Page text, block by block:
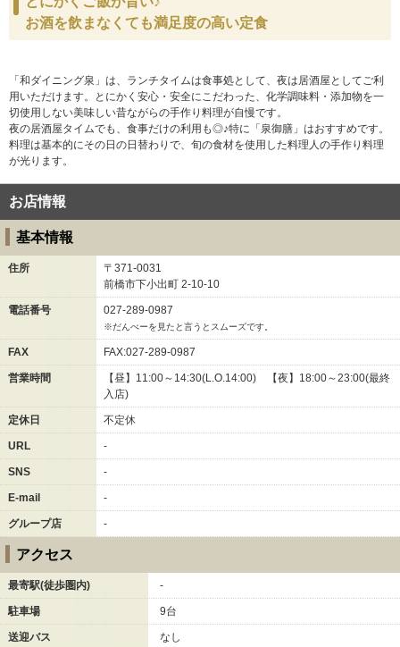
お酒を飲まなくても満足度の高い定食
「和ダイニング泉」は、ランチタイムは食事処として、夜は居酒屋としてご利
用いただけます。とにかく安心・安全にこだわった、化学調味料・添加物を一
切使用しない美味しい昔ながらの手作り料理が自慢です。
夜の居酒屋タイムでも、食事だけの利用も◎♪特に「泉御膳」はおすすめです。
料理は基本的にその日の日替わりで、旬の食材を使用した料理人の手作り料理
が光ります。
お店情報
基本情報
住所
〒371-0031
前橋市下小出町 2-10-10
電話番号 027-289-0987
※だんべーを見たと言うとスムーズです。
FAX FAX:027-289-0987
営業時間
【昼】11:00～14:30(L.O.14:00) 【夜】18:00～23:00(最終
入店)
定休日 不定休
URL -
SNS -
E-mail -
グループ店 -
アクセス
最寄駅(徒歩圏内) -
駐車場 9台
送迎バス なし